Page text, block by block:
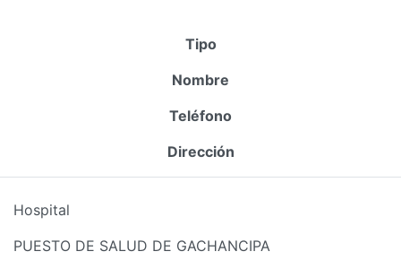
Tipo
Nombre
Teléfono
Dirección
Hospital
PUESTO DE SALUD DE GACHANCIPA